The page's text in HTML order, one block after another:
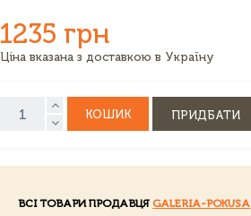
1235 грн
Ціна вказана з доставкою в Україну
КОШИК ПРИДБАТИ
ВСІ ТОВАРИ ПРОДАВЦЯGALERIA-POKUSA